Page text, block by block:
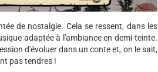
de nostalgie. Cela se ressent, dans les
adaptée à l'ambiance en demi-teinte.
d'évoluer dans un conte et, on le sait,
pas tendres !